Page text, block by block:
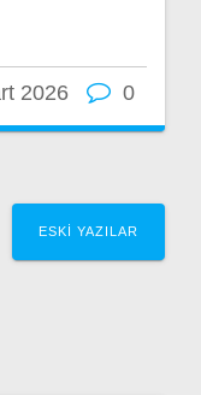
2026 0
ESKI YAZILAR